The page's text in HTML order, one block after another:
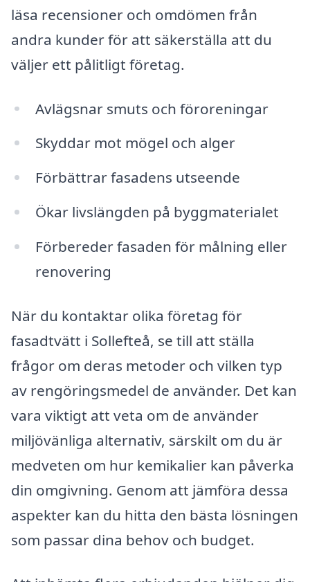
läsa recensioner och omdömen från
andra kunder för att säkerställa att du
väljer ett pålitligt företag.
Avlägsnar smuts och föroreningar
Skyddar mot mögel och alger
Förbättrar fasadens utseende
Ökar livslängden på byggmaterialet
Förbereder fasaden för målning eller
renovering
När du kontaktar olika företag för
fasadtvätt i Sollefteå, se till att ställa
frågor om deras metoder och vilken typ
av rengöringsmedel de använder. Det kan
vara viktigt att veta om de använder
miljövänliga alternativ, särskilt om du är
medveten om hur kemikalier kan påverka
din omgivning. Genom att jämföra dessa
aspekter kan du hitta den bästa lösningen
som passar dina behov och budget.